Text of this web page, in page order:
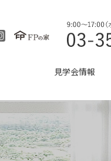
見学会情報